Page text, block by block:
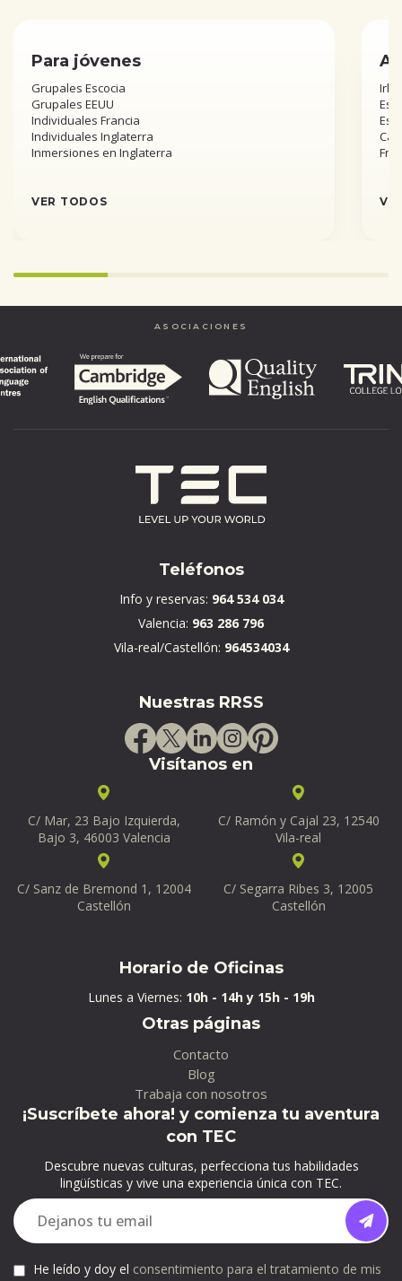
Para jóvenes
Grupales Escocia
Grupales EEUU
Individuales Francia
Individuales Inglaterra
Inmersiones en Inglaterra
VER TODOS
Infinity%
completed
ASOCIACIONES
Teléfonos
Info y reservas: 964 534 034
Valencia: 963 286 796
Vila-real/Castellón: 964534034
Nuestras RRSS
Visítanos en
C/ Mar, 23 Bajo Izquierda,
Bajo 3, 46003 Valencia
C/ Ramón y Cajal 23, 12540
Vila-real
C/ Sanz de Bremond 1, 12004
Castellón
C/ Segarra Ribes 3, 12005
Castellón
Horario de Oficinas
Lunes a Viernes: 10h - 14h y 15h - 19h
Otras páginas
Contacto
Blog
Trabaja con nosotros
¡Suscríbete ahora! y comienza tu aventura
con TEC
Descubre nuevas culturas, perfecciona tus habilidades
lingüísticas y vive una experiencia única con TEC.
He leído y doy el consentimiento para el tratamiento de mis